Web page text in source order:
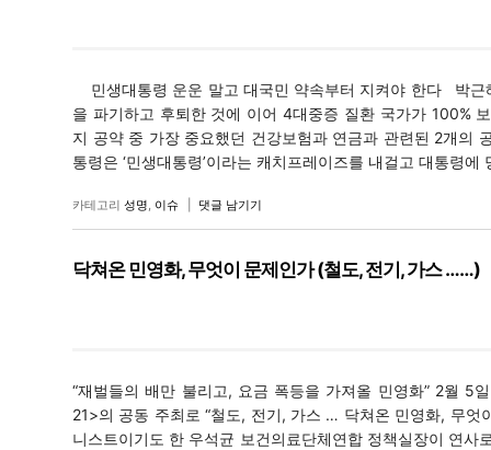
민생대통령 운운 말고 대국민 약속부터 지켜야 한다 박근
을 파기하고 후퇴한 것에 이어 4대중증 질환 국가가 100%
지 공약 중 가장 중요했던 건강보험과 연금과 관련된 2개의
통령은 ‘민생대통령’이라는 캐치프레이즈를 내걸고 대통령
카테고리 성명 이슈 댓글 남기기
닥쳐온 민영화, 무엇이 문제인가 (철도, 전기, 가스 ……)
“재벌들의 배만 불리고, 요금 폭등을 가져올 민영화” 2월 5
21>의 공동 주최로 “철도, 전기, 가스 … 닥쳐온 민영화, 무엇
니스트이기도 한 우석균 보건의료단체연합 정책실장이 연